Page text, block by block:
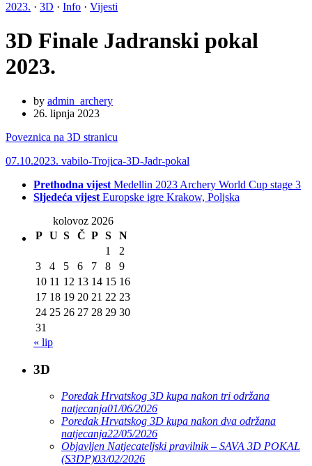
2023. · 3D · Info · Vijesti
3D Finale Jadranski pokal
2023.
by admin_archery
26. lipnja 2023
Poveznica na 3D stranicu
07.10.2023. vabilo-Trojica-3D-Jadr-pokal
Prethodna vijest Medellin 2023 Archery World Cup stage 3
Sljedeća vijest Europske igre Krakow, Poljska
kolovoz 2026
P U S Č P S
N
1
2
3
4 5 6 7 8
9
10 11 12 13 14 15 16
17 18 19 20 21 22 23
24 25 26 27 28 29 30
31
« lip
3D
Poredak Hrvatskog 3D kupa nakon tri održana
natjecanja01/06/2026
Poredak Hrvatskog 3D kupa nakon dva održana
natjecanja22/05/2026
Objavljen Natjecateljski pravilnik – SAVA 3D POKAL
(S3DP)03/02/2026